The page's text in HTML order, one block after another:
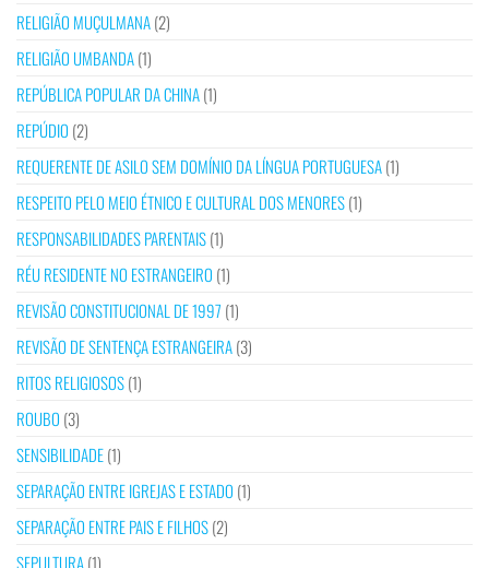
RELIGIÃO MUÇULMANA(2)
RELIGIÃO UMBANDA(1)
REPÚBLICA POPULAR DA CHINA(1)
REPÚDIO (2)
REQUERENTE DE ASILO SEM DOMÍNIO DA LÍNGUA PORTUGUESA(1)
RESPEITO PELO MEIO ÉTNICO E CULTURAL DOS MENORES(1)
RESPONSABILIDADES PARENTAIS(1)
RÉU RESIDENTE NO ESTRANGEIRO (1)
REVISÃO CONSTITUCIONAL DE 1997 (1)
REVISÃO DE SENTENÇA ESTRANGEIRA(3)
RITOS RELIGIOSOS(1)
ROUBO (3)
SENSIBILIDADE(1)
SEPARAÇÃO ENTRE IGREJAS E ESTADO (1)
SEPARAÇÃO ENTRE PAIS E FILHOS(2)
SEPULTURA(1)